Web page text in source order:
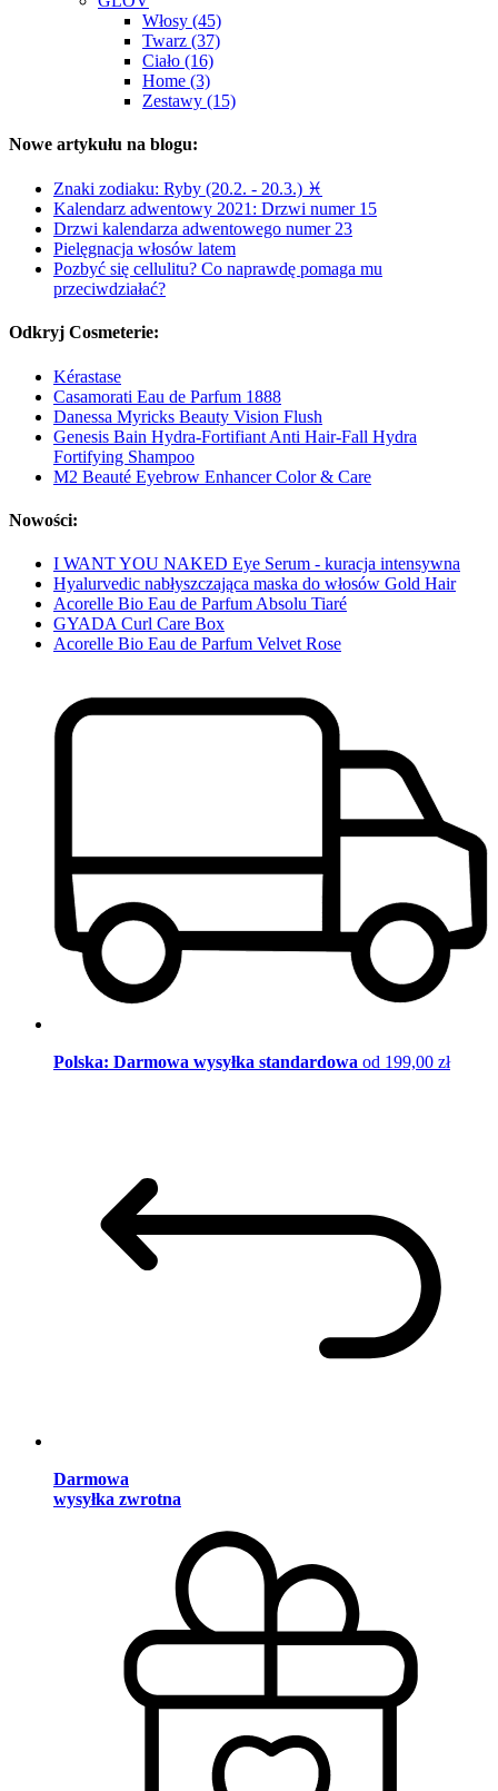
Włosy (45)
Twarz (37)
Ciało (16)
Home (3)
Zestawy (15)
Nowe artykułu na blogu:
Znaki zodiaku: Ryby (20.2. - 20.3.) ♓
Kalendarz adwentowy 2021: Drzwi numer 15
Drzwi kalendarza adwentowego numer 23
Pielęgnacja włosów latem
Pozbyć się cellulitu? Co naprawdę pomaga mu
przeciwdziałać?
Odkryj Cosmeterie:
Kérastase
Casamorati Eau de Parfum 1888
Danessa Myricks Beauty Vision Flush
Genesis Bain Hydra-Fortifiant Anti Hair-Fall Hydra
Fortifying Shampoo
M2 Beauté Eyebrow Enhancer Color & Care
Nowości:
I WANT YOU NAKED Eye Serum - kuracja intensywna
Hyalurvedic nabłyszczająca maska do włosów Gold Hair
Acorelle Bio Eau de Parfum Absolu Tiaré
GYADA Curl Care Box
Acorelle Bio Eau de Parfum Velvet Rose
Polska: Darmowa wysyłka standardowa od 199,00 zł
Darmowa
wysyłka zwrotna